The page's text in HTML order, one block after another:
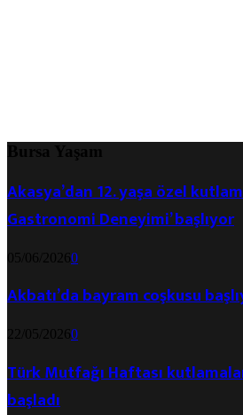
Bursa Yaşam
Akasya’dan 12. yaşa özel
Gastronomi Deneyimi’ başlıyor
05/06/20260
Akbatı’da bayram coşkusu
22/05/20260
Türk Mutfağı Haftası
başladı